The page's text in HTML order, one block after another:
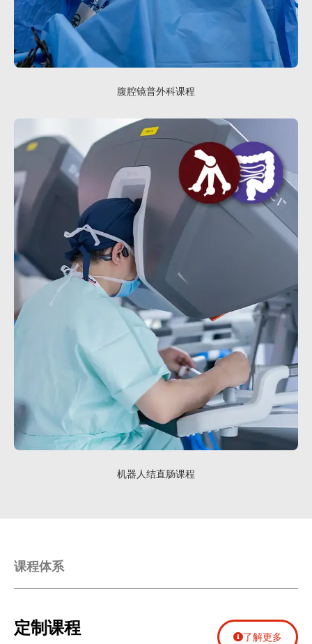
腹腔镜普外科课程
机器人结直肠课程
课程体系
定制课程 了解更多